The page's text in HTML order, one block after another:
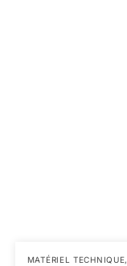
MATÉRIEL TECHNIQUE,